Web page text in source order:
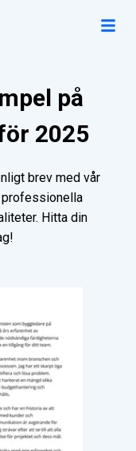
på
2025
brev med vår
professionella
Hitta din